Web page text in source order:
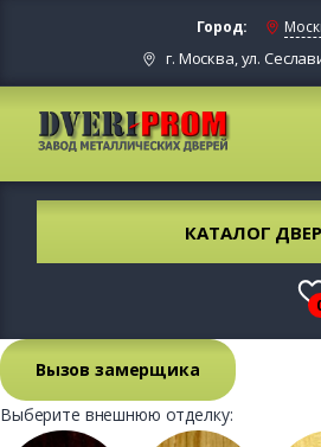
Город:
г. Москва, ул.
КАТАЛОГ
Вызов замерщика
Выберите внешнюю отделку: